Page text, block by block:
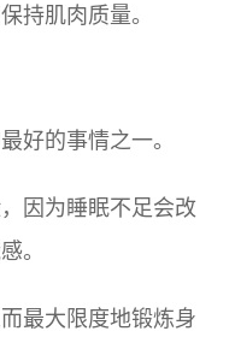
持肌肉质量。
好的事情之一。
因为睡眠不足会改
。
最大限度地锻炼身